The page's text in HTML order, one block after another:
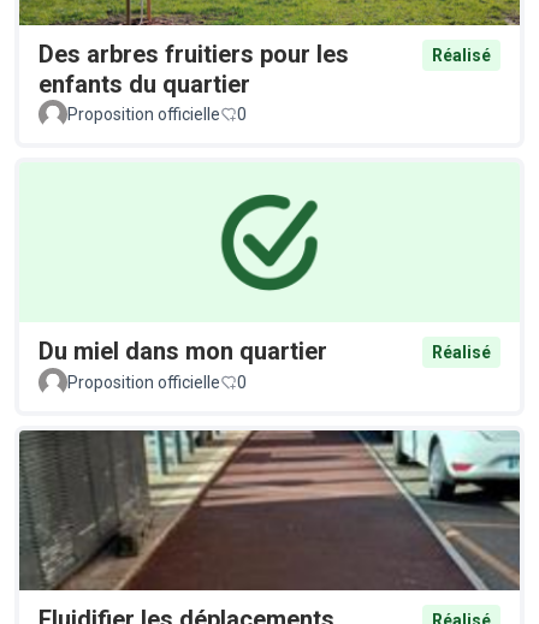
Des arbres fruitiers pour les
enfants du quartier
Réalisé
Proposition officielle 0
Du miel dans mon quartier
Réalisé
Proposition officielle
0